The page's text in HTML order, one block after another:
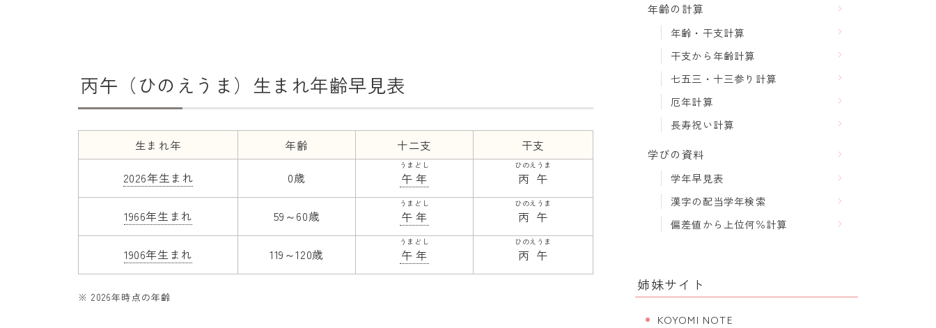
丙午（ひのえうま）生まれ年齢早見表
生まれ年 年齢 十二支 干支
2026年生まれ 0歳 午年
うまどし
丙午
ひのえうま
1966年生まれ 59～60歳 午年
うまどし
丙午
ひのえうま
1906年生まれ 119～120歳 午年
うまどし
丙午
ひのえうま
※ 2026年時点の年齢
年齢の計算
年齢・干支計算
干支から年齢計算
七五三・十三参り計算
厄年計算
長寿祝い計算
学びの資料
学年早見表
漢字の配当学年検索
偏差値から上位何％計算
姉妹サイト
KOYOMI NOTE